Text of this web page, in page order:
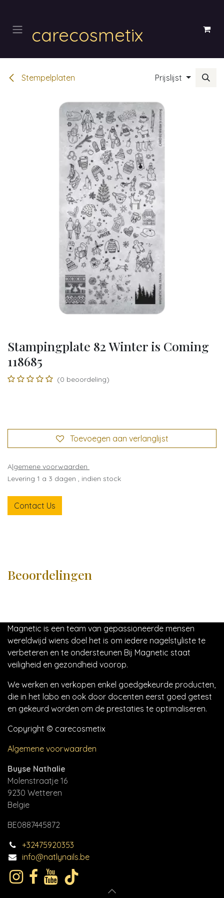
carecosmetix
Stempelplaten Prijslijst
Stampingplate 82 Winter is Coming
118685
(0 beoordeling)
Toevoegen aan verlanglijst
Algemene voorwaarden
Levering 1 a 3 dagen , indien stock
Contact Us
Beoordelingen
Magnetic is een team van gepassioneerde mensen
wereldwijd wiens doel het is om iedere nagelstyliste te
verbeteren en te ondersteunen Bij Magnetic staat
veiligheid en gezondheid voorop.
We werken en verkopen enkel goedgekeurde producten,
die in het labo en ook door docenten eerst goed getest
en gekeurd worden om de prestaties te optimaliseren.
Copyright © carecosmetix
Algemene voorwaarden
Buyse Nathalie
Molenstraatje 16
9230 Wetteren
Belgie
BE0887445872
+32475920353
info@natlynails.be